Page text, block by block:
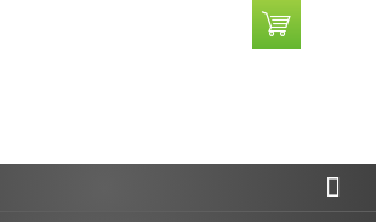
Nákupní
košík